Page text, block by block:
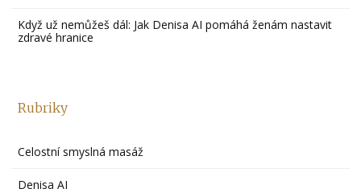
Když už nemůžeš dál: Jak Denisa AI pomáhá ženám nastavit
zdravé hranice
Rubriky
Celostní smyslná masáž
Denisa AI